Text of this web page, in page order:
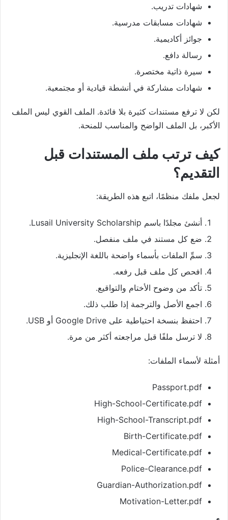
شهادات تدريب.
شهادات مسابقات مدرسية.
جوائز أكاديمية.
رسالة دافع.
سيرة ذاتية مختصرة.
شهادات مشاركة في أنشطة قيادية أو مجتمعية.
لكن لا ترفع مستندات كثيرة بلا فائدة. الملف القوي ليس الملف
الأكبر، بل الملف الواضح والمناسب للمنحة.
كيف ترتب ملف المستندات قبل
التقديم؟
لجعل ملفك منظمًا، اتبع هذه الطريقة:
أنشئ مجلدًا باسم Lusail University Scholarship.
ضع كل مستند في ملف منفصل.
سمِّ الملفات بأسماء واضحة باللغة الإنجليزية.
افحص كل ملف قبل رفعه.
تأكد من وضوح الأختام والتواقيع.
اجمع الأصل والترجمة إذا طلب ذلك.
احتفظ بنسخة احتياطية على Google Drive أو USB.
لا ترسل ملفًا قبل مراجعته أكثر من مرة.
أمثلة لأسماء الملفات:
Passport.pdf
High-School-Certificate.pdf
High-School-Transcript.pdf
Birth-Certificate.pdf
Medical-Certificate.pdf
Police-Clearance.pdf
Guardian-Authorization.pdf
Motivation-Letter.pdf